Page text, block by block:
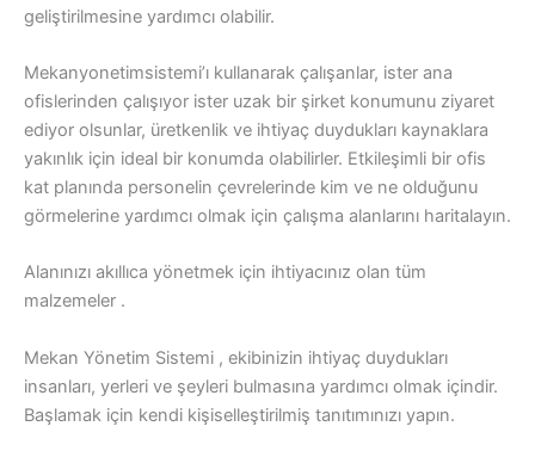
geliştirilmesine yardımcı olabilir.
Mekanyonetimsistemi’ı kullanarak çalışanlar, ister ana
ofislerinden çalışıyor ister uzak bir şirket konumunu ziyaret
ediyor olsunlar, üretkenlik ve ihtiyaç duydukları kaynaklara
yakınlık için ideal bir konumda olabilirler. Etkileşimli bir ofis
kat planında personelin çevrelerinde kim ve ne olduğunu
görmelerine yardımcı olmak için çalışma alanlarını haritalayın.
Alanınızı akıllıca yönetmek için ihtiyacınız olan tüm
malzemeler .
Mekan Yönetim Sistemi , ekibinizin ihtiyaç duydukları
insanları, yerleri ve şeyleri bulmasına yardımcı olmak içindir.
Başlamak için kendi kişiselleştirilmiş tanıtımınızı yapın.